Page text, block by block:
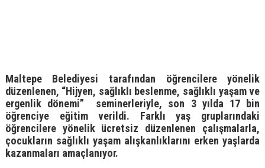
Maltepe Belediyesi tarafından öğrencilere yönelik
düzenlenen, “Hijyen, sağlıklı beslenme, sağlıklı yaşam ve
ergenlik dönemi” seminerleriyle, son 3 yılda 17 bin
öğrenciye eğitim verildi. Farklı yaş gruplarındaki
öğrencilere yönelik ücretsiz düzenlenen çalışmalarla,
çocukların sağlıklı yaşam alışkanlıklarını erken yaşlarda
kazanmaları amaçlanıyor.